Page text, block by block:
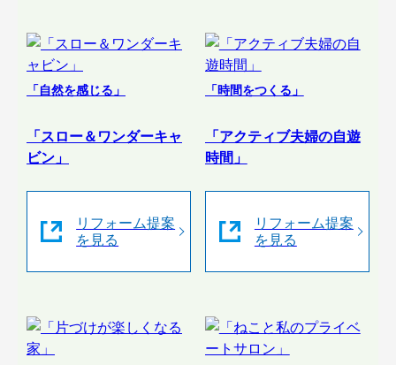
「自然を感じる」
「スロー＆ワンダーキャ
ビン」
リフォーム提案
を見る
「時間をつくる」
「アクティブ夫婦の自遊
時間」
リフォーム提案
を見る